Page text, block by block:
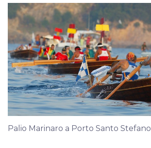
Palio Marinaro a Porto Santo Stefano